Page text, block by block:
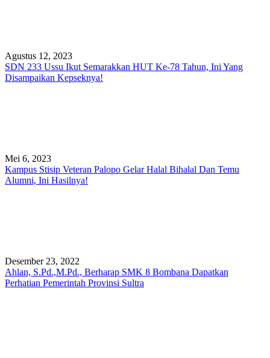
Agustus 12, 2023
SDN 233 Ussu Ikut Semarakkan HUT Ke-78 Tahun, Ini Yang
Disampaikan Kepseknya!
Mei 6, 2023
Kampus Stisip Veteran Palopo Gelar Halal Bihalal Dan Temu
Alumni, Ini Hasilnya!
Desember 23, 2022
Ahlan, S.Pd.,M.Pd., Berharap SMK 8 Bombana Dapatkan
Perhatian Pemerintah Provinsi Sultra